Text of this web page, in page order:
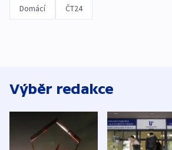
Domácí ČT24
Výběr redakce